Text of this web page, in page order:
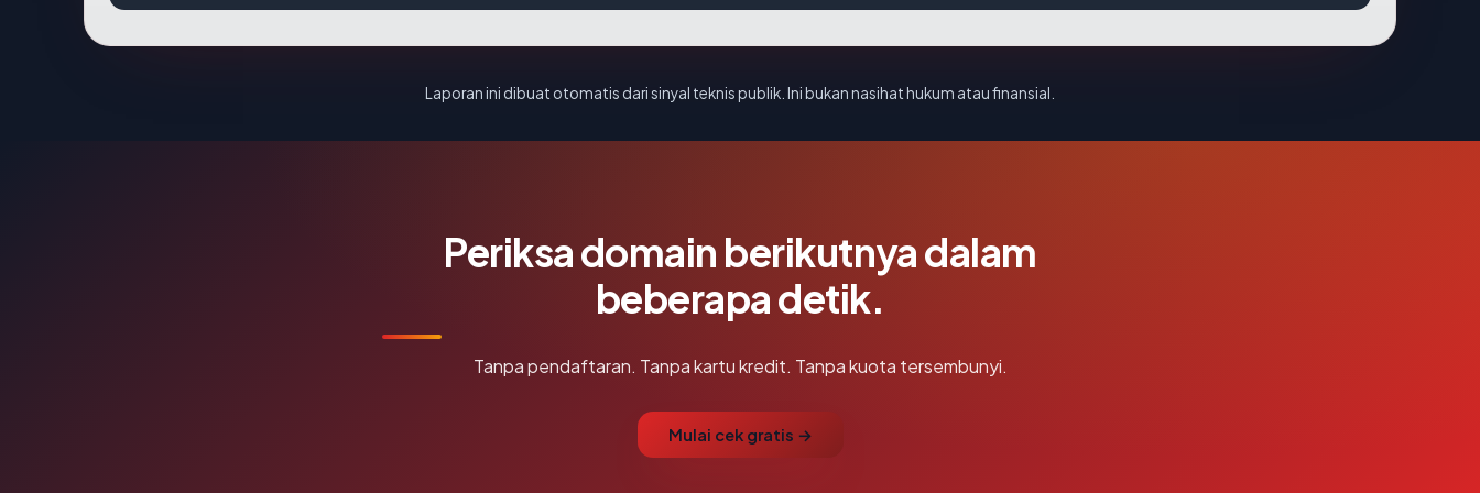
Laporan ini dibuat otomatis dari sinyal teknis publik. Ini bukan nasihat hukum atau finansial.
Periksa domain berikutnya dalam
beberapa detik.
Tanpa pendaftaran. Tanpa kartu kredit. Tanpa kuota tersembunyi.
Mulai cek gratis →